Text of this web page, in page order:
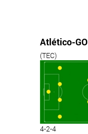
Atlético-GO
(TEC)
4-2-4